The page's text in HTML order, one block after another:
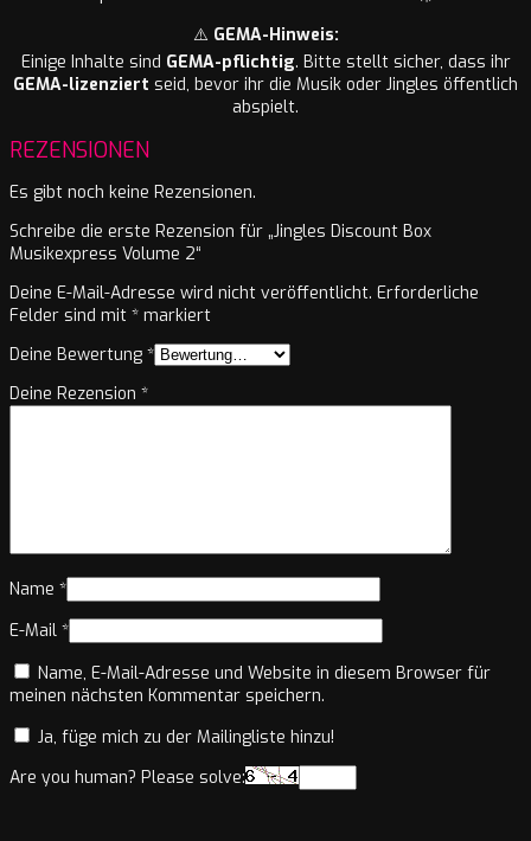
⚠️ GEMA-Hinweis:
Einige Inhalte sind GEMA-pflichtig. Bitte stellt sicher, dass ihr
GEMA-lizenziert seid, bevor ihr die Musik oder Jingles öffentlich
abspielt.
REZENSIONEN
Es gibt noch keine Rezensionen.
Schreibe die erste Rezension für „Jingles Discount Box
Musikexpress Volume 2“
Deine E-Mail-Adresse wird nicht veröffentlicht. Erforderliche
Felder sind mit * markiert
Deine Bewertung *
Deine Rezension *
Name *
E-Mail *
Name, E-Mail-Adresse und Website in diesem Browser für
meinen nächsten Kommentar speichern.
Ja, füge mich zu der Mailingliste hinzu!
Are you human? Please solve: